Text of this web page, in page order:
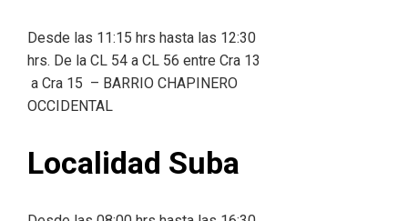
Desde las 11:15 hrs hasta las 12:30
hrs. De la CL 54 a CL 56 entre Cra 13
a Cra 15 – BARRIO CHAPINERO
OCCIDENTAL
Localidad Suba